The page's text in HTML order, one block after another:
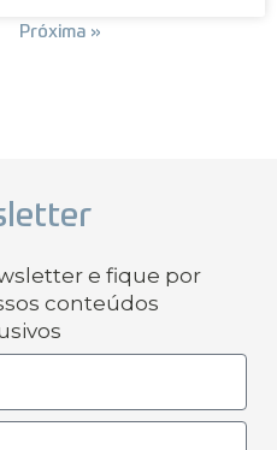
Próxima »
e fique por
conteúdos